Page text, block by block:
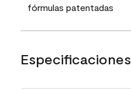
fórmulas patentadas
Especificaciones